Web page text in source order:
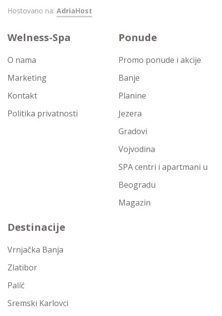
Hostovano na: AdriaHost
Welness-Spa
O nama
Marketing
Kontakt
Politika privatnosti
Ponude
Promo ponude i akcije
Banje
Planine
Jezera
Gradovi
Vojvodina
SPA centri i apartmani u
Beogradu
Magazin
Destinacije
Vrnjačka Banja
Zlatibor
Palić
Sremski Karlovci